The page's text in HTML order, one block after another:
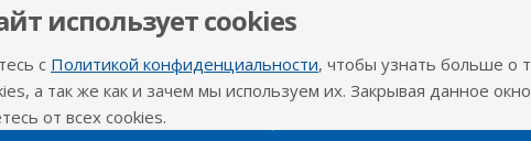
Статьи
Фото
Видео
Вопрос-ответ
Наши
использует cookies
с Политикой конфиденциальности, чтобы узнать больше о
а так же как и зачем мы используем их. Закрывая данное
от всех cookies.